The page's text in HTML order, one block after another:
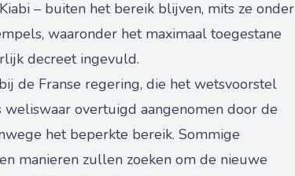
– buiten het bereik blijven, mits ze onder
waaronder het maximaal toegestane
decreet ingevuld.
de Franse regering, die het wetsvoorstel
overtuigd aangenomen door de
het beperkte bereik. Sommige
manieren zullen zoeken om de nieuwe